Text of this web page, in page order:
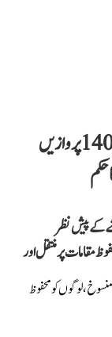
چین میں سمندری طوفان ’ڈولفن‘ کی دستک، 1400 پروازیں
کے پیش نظر
مقامات پر منتقل اور